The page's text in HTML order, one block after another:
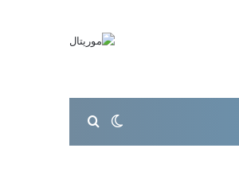
الوضع المظلم
بحث عن